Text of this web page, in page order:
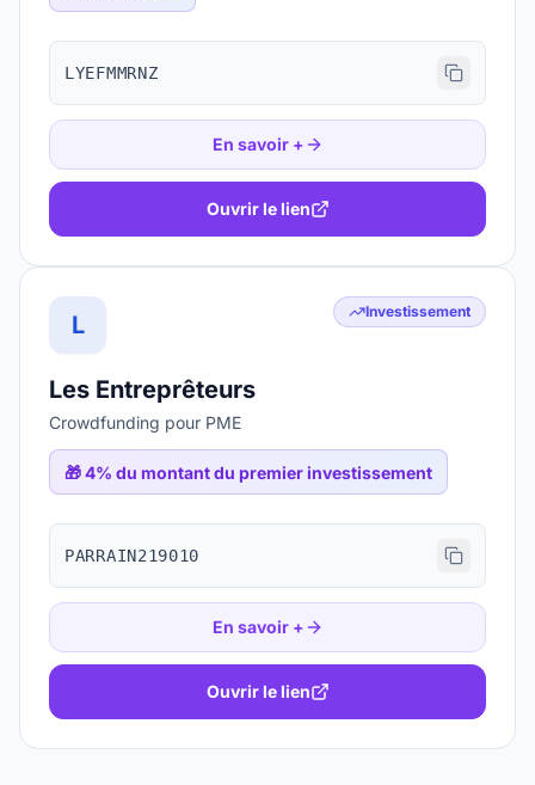
LYEFMMRNZ
En savoir +
Ouvrir le lien
L Investissement
Les Entreprêteurs
Crowdfunding pour PME
🎁4% du montant du premier investissement
PARRAIN219010
En savoir +
Ouvrir le lien